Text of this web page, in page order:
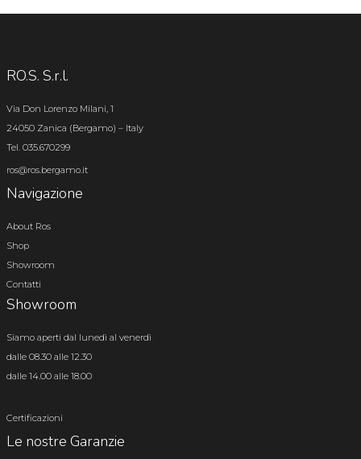
RO.S. S.r.l.
Via Don Lorenzo Milani, 1
24050 Zanica (Bergamo) – Italy
Tel. 035.670299
ros@ros.bergamo.it
Navigazione
About Ros
Shop
Showroom
Contatti
Showroom
Siamo aperti dal lunedì al venerdì
dalle 08.30 alle 12.30
dalle 14.00 alle 18.00
Certificazioni
Le nostre Garanzie